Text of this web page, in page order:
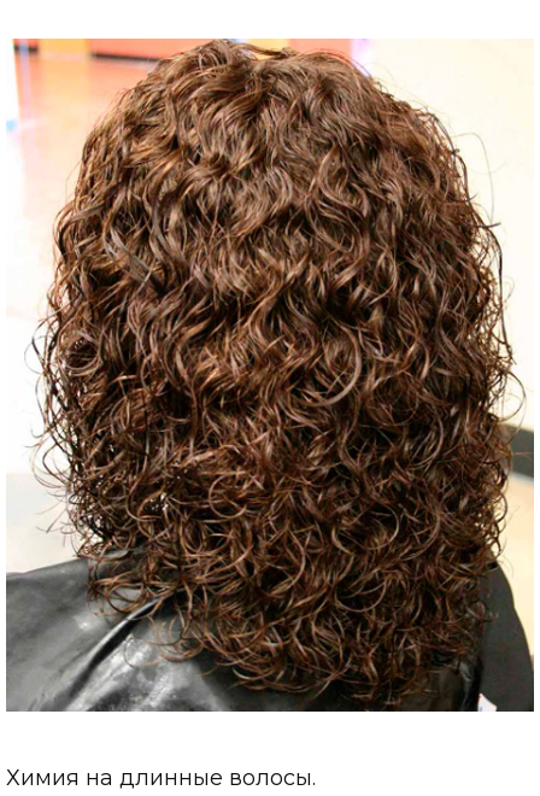
Химия на длинные волосы.